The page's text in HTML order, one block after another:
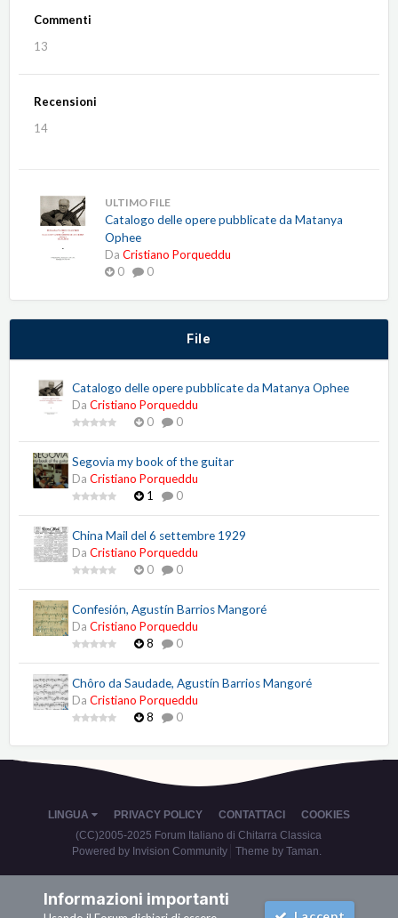
Commenti
13
Recensioni
14
ULTIMO FILE
Catalogo delle opere pubblicate da Matanya
Ophee
Da Cristiano Porqueddu
0
0
File
Catalogo delle opere pubblicate da Matanya Ophee
Da Cristiano Porqueddu
0
0
Segovia my book of the guitar
Da Cristiano Porqueddu
1
0
China Mail del 6 settembre 1929
Da Cristiano Porqueddu
0
0
Confesión, Agustín Barrios Mangoré
Da Cristiano Porqueddu
8
0
Chôro da Saudade, Agustín Barrios Mangoré
Da Cristiano Porqueddu
8
0
LINGUA PRIVACY POLICY CONTATTACI
COOKIES
(CC)2005-2025 Forum Italiano di Chitarra Classica
Powered by Invision Community
Theme by Taman.
Informazioni importanti